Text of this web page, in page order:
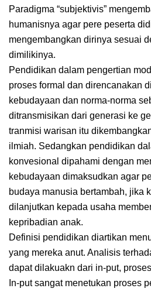
Paradigma “subjektivis”
humanisnya agar pere peserta
mengembangkan dirinya sesuai
dimilikinya.
Pendidikan dalam pengertian
proses formal dan direncanakan
kebudayaan dan norma-norma
ditransmisikan dari generasi ke
tranmisi warisan itu
ilmiah. Sedangkan pendidikan
konvesional dipahami dengan
kebudayaan dimaksudkan agar
budaya manusia bertambah, jika
dilanjutkan kepada usaha
kepribadian anak.
Definisi pendidikan diartikan
yang mereka anut. Analisis
dapat dilakuakn dari in-put,
In-put sangat menetukan proses